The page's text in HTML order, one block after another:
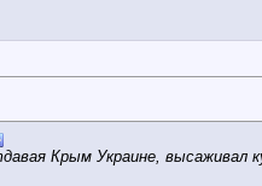
Крым Украине, высаживал